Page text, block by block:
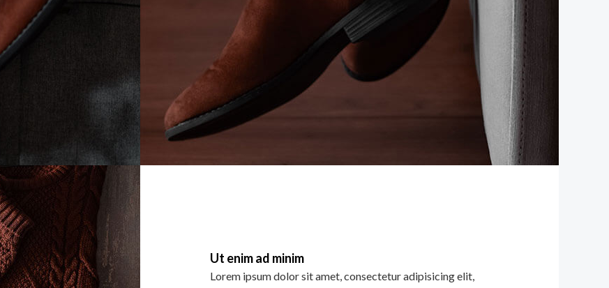
Ut enim ad minim
Lorem ipsum dolor sit amet, consectetur adipisicing elit,